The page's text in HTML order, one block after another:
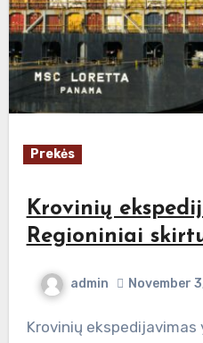
Prekės
Krovinių
Regioniniai
admin November
Krovinių ekspedijavimas yra sudėtingas